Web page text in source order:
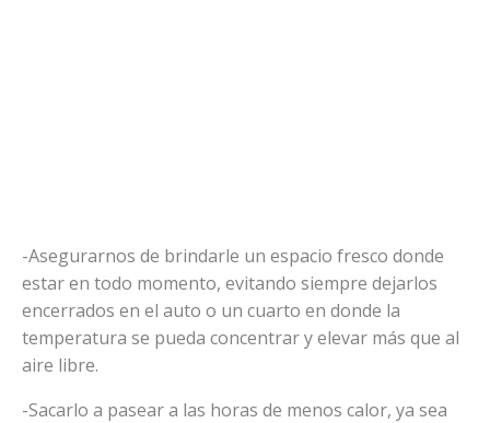
-Asegurarnos de brindarle un espacio fresco donde
estar en todo momento, evitando siempre dejarlos
encerrados en el auto o un cuarto en donde la
temperatura se pueda concentrar y elevar más que al
aire libre.
-Sacarlo a pasear a las horas de menos calor, ya sea